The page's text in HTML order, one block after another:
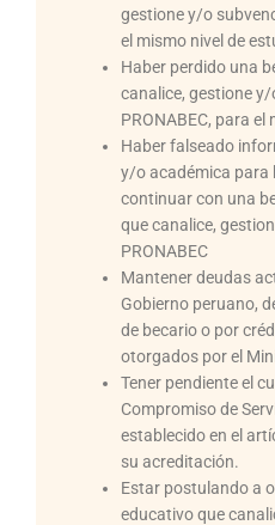
gestione y/o
el mismo nivel de
Haber perdido una
canalice, gestione y/
PRONABEC, para el
Haber falseado
y/o académica para
continuar con una
que canalice,
PRONABEC
Mantener deudas
Gobierno peruano,
de becario o por
otorgados por el
Tener pendiente el
Compromiso de
establecido en el
su acreditación.
Estar postulando a
educativo que